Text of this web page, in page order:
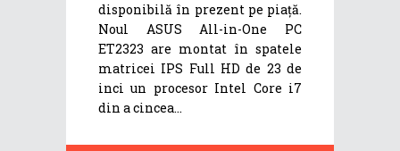
disponibilă în prezent pe piață.
Noul ASUS All-in-One PC
ET2323 are montat în spatele
matricei IPS Full HD de 23 de
inci un procesor Intel Core i7
din a cincea